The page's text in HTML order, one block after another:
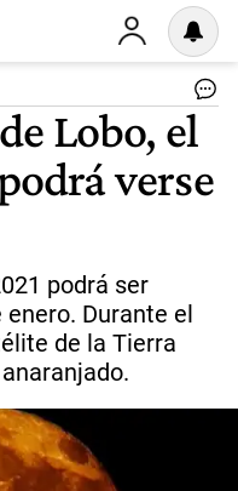
Lobo, el
verse
podrá ser
Durante el
de la Tierra